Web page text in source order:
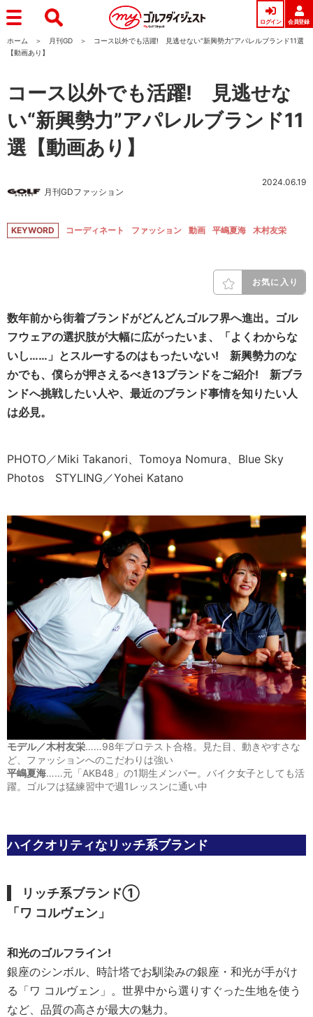
ログイン 会員登録
ホーム 月刊GD
コース以外でも活躍! 見逃せない“新興勢力”アパレルブランド11選
【動画あり】
コース以外でも活躍! 見逃せな
い“新興勢力”アパレルブランド11
選【動画あり】
月刊GDファッション
2024.06.19
KEYWORD コーディネート ファッション 動画 平嶋夏海 木村友栄
お気に入り
数年前から街着ブランドがどんどんゴルフ界へ進出。ゴル
フウェアの選択肢が大幅に広がったいま、「よくわからな
いし……」とスルーするのはもったいない! 新興勢力のな
かでも、僕らが押さえるべき13ブランドをご紹介! 新ブラ
ンドへ挑戦したい人や、最近のブランド事情を知りたい人
は必見。
PHOTO／Miki Takanori、Tomoya Nomura、Blue Sky
Photos STYLING／Yohei Katano
モデル／木村友栄……98年プロテスト合格。見た目、動きやすさな
ど、ファッションへのこだわりは強い
平嶋夏海……元「AKB48」の1期生メンバー。バイク女子としても活
躍。ゴルフは猛練習中で週1レッスンに通い中
ハイクオリティなリッチ系ブランド
リッチ系ブランド①
「ワ コルヴェン」
和光のゴルフライン!
銀座のシンボル、時計塔でお馴染みの銀座・和光が手がけ
る「ワ コルヴェン」。世界中から選りすぐった生地を使う
など、品質の高さが最大の魅力。